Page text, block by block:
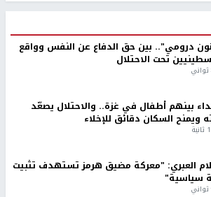
درومي".. بين حق الدفاع عن النفس وواقع
تحت الاحتلال
بينهم أطفال في غزة.. والاحتلال يصعّد
ويمنح السكان دقائق للإخلاء
العبري: "معركة مضيق هرمز تستهدف تثبيت
سياسية"